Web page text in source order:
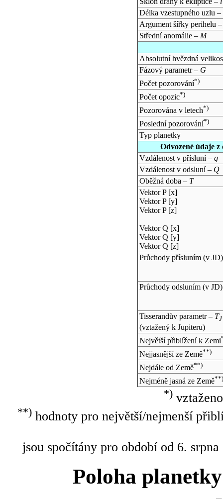
Délka vzestupného uzlu –
Argument šířky perihelu
Střední anomálie – M
Absolutní hvězdná
Fázový parametr – G
Počet pozorování*)
Počet opozic*)
Pozorována v letech*)
Poslední pozorování*)
Typ planetky
Odvozené údaje
Vzdálenost v přísluní – q
Vzdálenost v odsluní – Q
Oběžná doba – T
Vektor P [x]
Vektor P [y]
Vektor P [z]
Vektor Q [x]
Vektor Q [y]
Vektor Q [z]
Průchody přísluním (v JD)
Průchody odsluním (v JD)
Tisserandův parametr – TJ
(vztažený k Jupiteru)
Největší přiblížení k Zemi
Nejjasnější ze Země**)
Nejdále od Země**)
Nejméně jasná ze Země**)
*)
**)hodnoty pro největší/nejmenší
jsou spočítány pro období od 6.
Poloha